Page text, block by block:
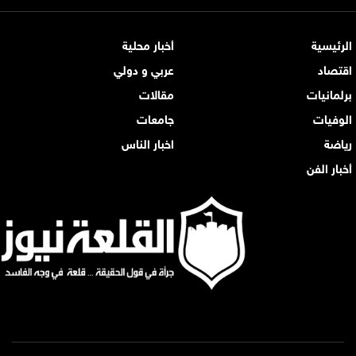
الرئيسية
أخبار محلية
اقتصاد
عربي و دولي
برلمانيات
مقالات
الوفيات
جامعات
رياضة
اخبار الناس
أخبار الفن